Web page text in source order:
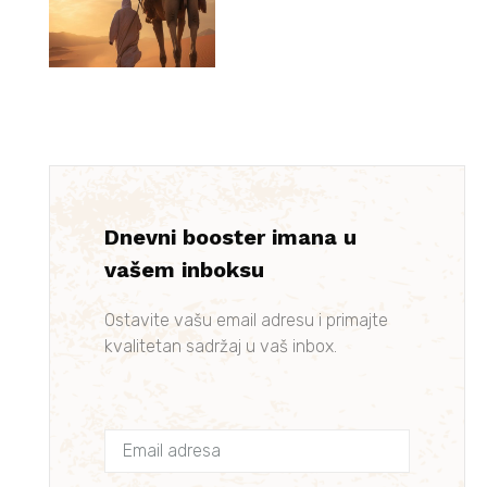
Dnevni booster imana u
vašem inboksu
Ostavite vašu email adresu i primajte
kvalitetan sadržaj u vaš inbox.